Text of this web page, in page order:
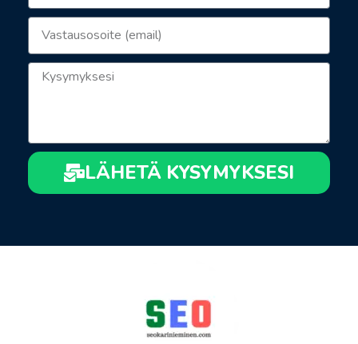
LÄHETÄ KYSYMYKSESI